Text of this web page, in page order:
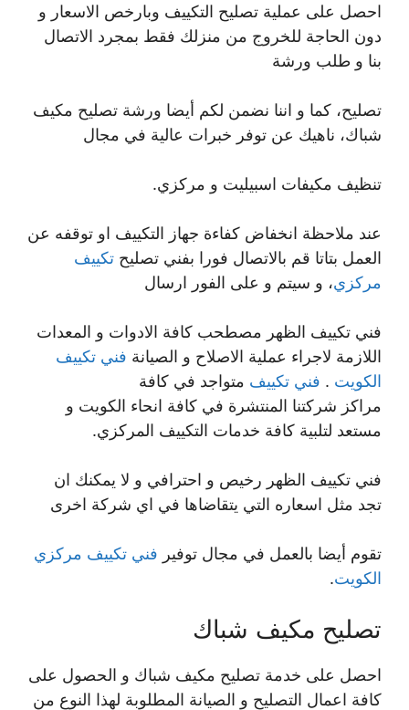
احصل على عملية تصليح التكييف وبارخص الاسعار و
دون الحاجة للخروج من منزلك فقط بمجرد الاتصال
بنا و طلب ورشة
تصليح، كما و اننا نضمن لكم أيضا ورشة تصليح مكيف
شباك، ناهيك عن توفر خبرات عالية في مجال
تنظيف مكيفات اسبيليت و مركزي.
عند ملاحظة انخفاض كفاءة جهاز التكييف او توقفه عن
العمل بتاتا قم بالاتصال فورا بفني تصليح تكييف
مركزي، و سيتم و على الفور ارسال
فني تكييف الظهر مصطحب كافة الادوات و المعدات
اللازمة لاجراء عملية الاصلاح و الصيانة فني تكييف
الكويت . فني تكييف متواجد في كافة
مراكز شركتنا المنتشرة في كافة انحاء الكويت و
مستعد لتلبية كافة خدمات التكييف المركزي.
فني تكييف الظهر رخيص و احترافي و لا يمكنك ان
تجد مثل اسعاره التي يتقاضاها في اي شركة اخرى
تقوم أيضا بالعمل في مجال توفير فني تكييف مركزي
الكويت.
تصليح مكيف شباك
احصل على خدمة تصليح مكيف شباك و الحصول على
كافة اعمال التصليح و الصيانة المطلوبة لهذا النوع من